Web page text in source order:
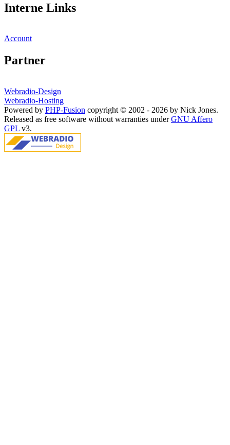
Interne Links
Account
Partner
Webradio-Design
Webradio-Hosting
Powered by PHP-Fusion copyright © 2002 - 2026 by Nick Jones.
Released as free software without warranties underGNU Affero
GPL v3.